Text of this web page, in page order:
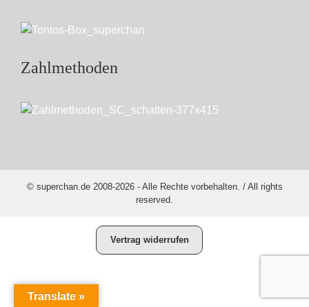
Zahlmethoden
© superchan.de 2008-2026 - Alle Rechte vorbehalten. / All rights
reserved.
Vertrag widerrufen
Translate »